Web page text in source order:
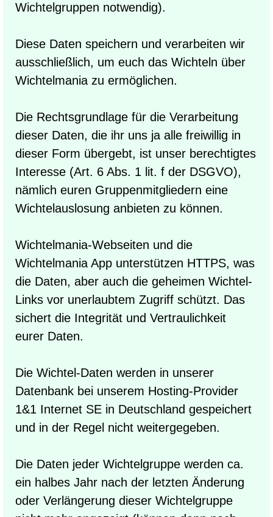
Wichtelgruppen notwendig).
Diese Daten speichern und verarbeiten wir
ausschließlich, um euch das Wichteln über
Wichtelmania zu ermöglichen.
Die Rechtsgrundlage für die Verarbeitung
dieser Daten, die ihr uns ja alle freiwillig in
dieser Form übergebt, ist unser berechtigtes
Interesse (Art. 6 Abs. 1 lit. f der DSGVO),
nämlich euren Gruppenmitgliedern eine
Wichtelauslosung anbieten zu können.
Wichtelmania-Webseiten und die
Wichtelmania App unterstützen HTTPS, was
die Daten, aber auch die geheimen Wichtel-
Links vor unerlaubtem Zugriff schützt. Das
sichert die Integrität und Vertraulichkeit
eurer Daten.
Die Wichtel-Daten werden in unserer
Datenbank bei unserem Hosting-Provider
1&1 Internet SE in Deutschland gespeichert
und in der Regel nicht weitergegeben.
Die Daten jeder Wichtelgruppe werden ca.
ein halbes Jahr nach der letzten Änderung
oder Verlängerung dieser Wichtelgruppe